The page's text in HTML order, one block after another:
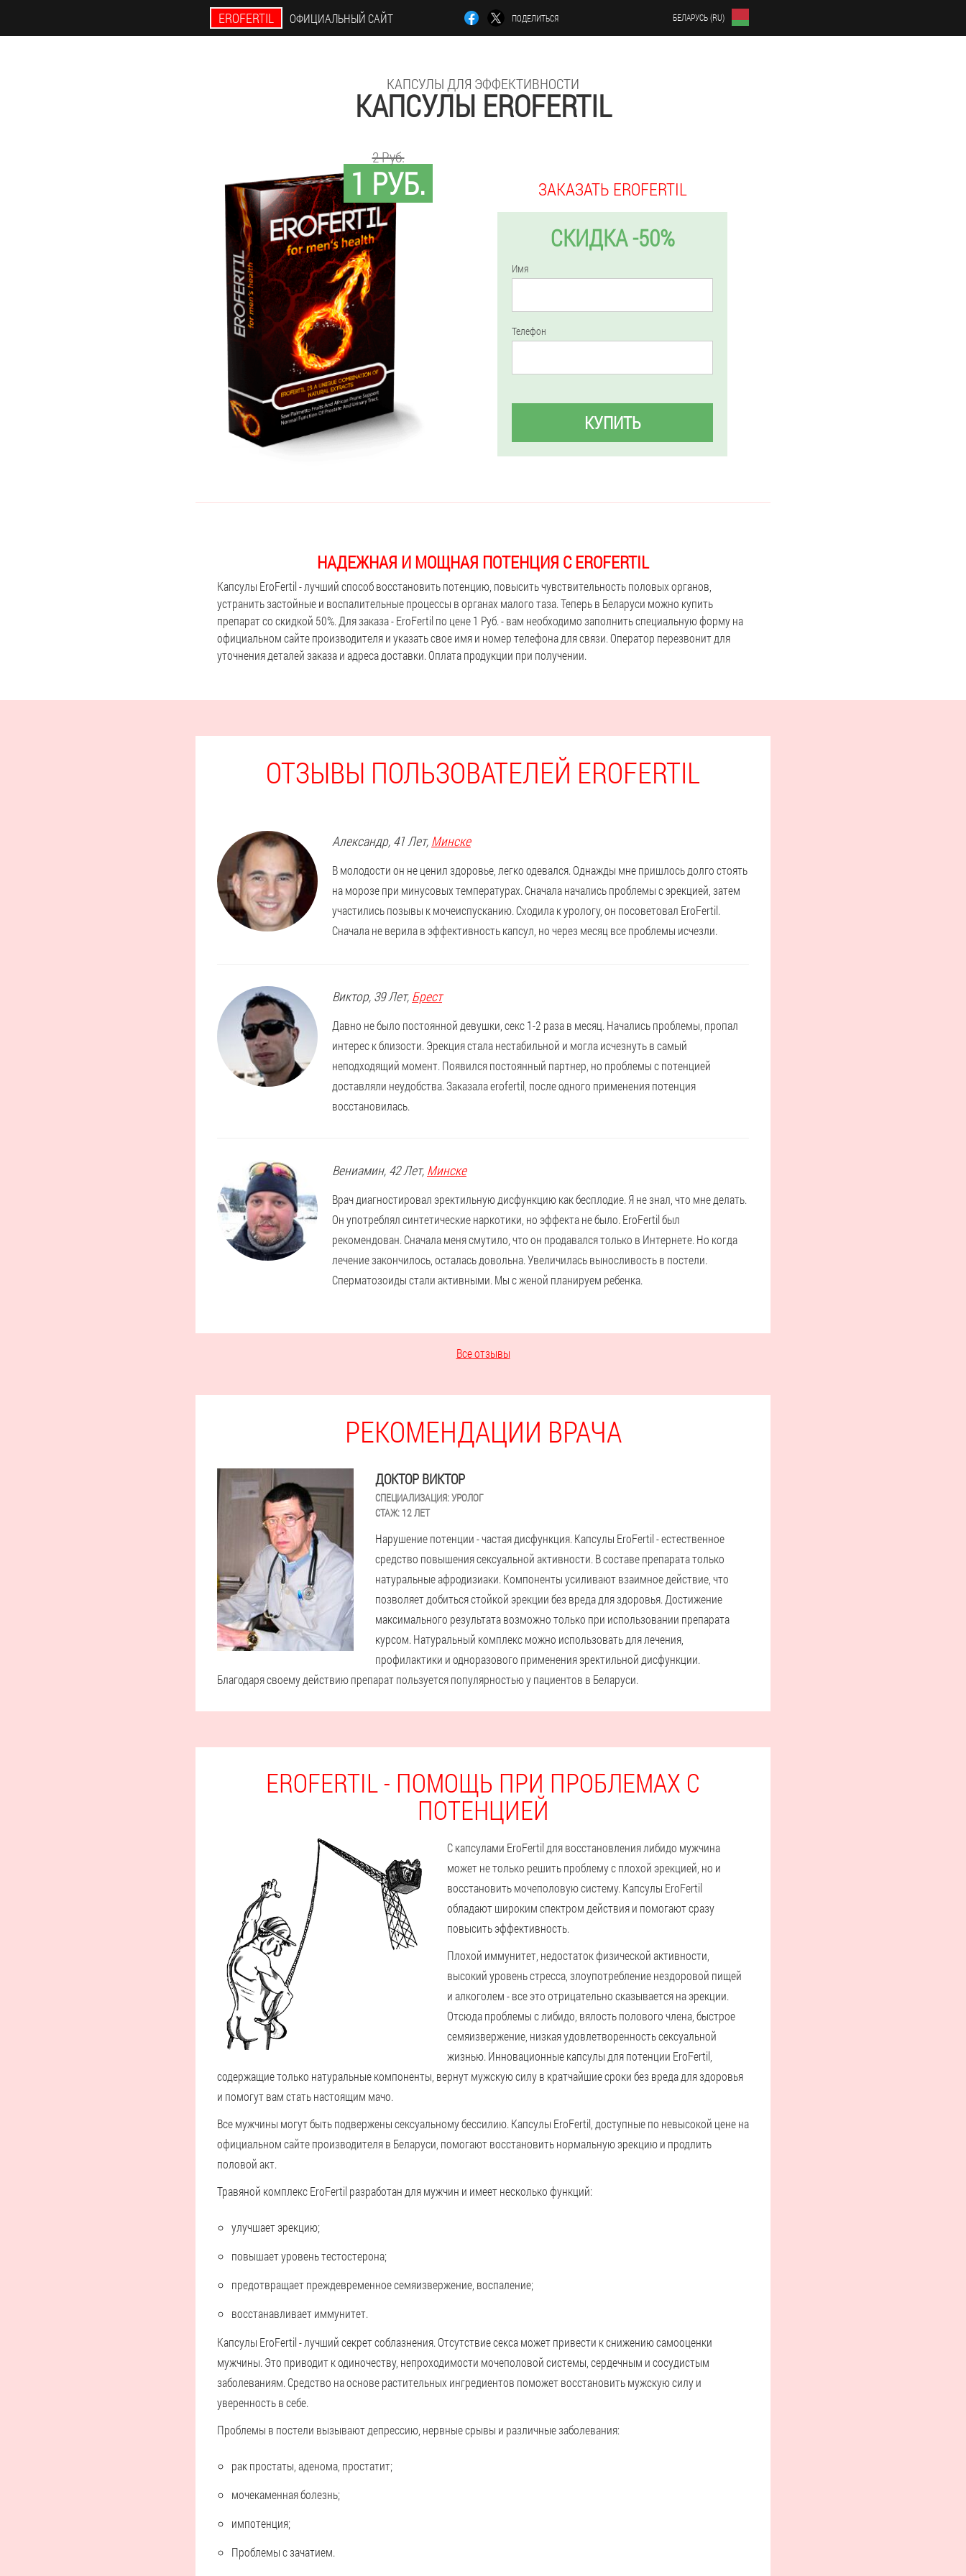
EROFERTIL ОФИЦИАЛЬНЫЙ САЙТ ПОДЕЛИТЬСЯ БЕЛАРУСЬ (RU)
КАПСУЛЫ ДЛЯ ЭФФЕКТИВНОСТИ
КАПСУЛЫ EROFERTIL
1 РУБ.
2 Руб.
ЗАКАЗАТЬ EROFERTIL
СКИДКА -50%
Имя
Телефон
КУПИТЬ
НАДЕЖНАЯ И МОЩНАЯ ПОТЕНЦИЯ С EROFERTIL
Капсулы EroFertil - лучший способ восстановить потенцию, повысить чувствительность половых органов,
устранить застойные и воспалительные процессы в органах малого таза. Теперь в Беларуси можно купить
препарат со скидкой 50%. Для заказа - EroFertil по цене 1 Руб. - вам необходимо заполнить специальную форму на
официальном сайте производителя и указать свое имя и номер телефона для связи. Оператор перезвонит для
уточнения деталей заказа и адреса доставки. Оплата продукции при получении.
ОТЗЫВЫ ПОЛЬЗОВАТЕЛЕЙ EROFERTIL
Александр, 41 Лет, Минске
В молодости он не ценил здоровье, легко одевался. Однажды мне пришлось долго стоять
на морозе при минусовых температурах. Сначала начались проблемы с эрекцией, затем
участились позывы к мочеиспусканию. Сходила к урологу, он посоветовал EroFertil.
Сначала не верила в эффективность капсул, но через месяц все проблемы исчезли.
Виктор, 39 Лет, Брест
Давно не было постоянной девушки, секс 1-2 раза в месяц. Начались проблемы, пропал
интерес к близости. Эрекция стала нестабильной и могла исчезнуть в самый
неподходящий момент. Появился постоянный партнер, но проблемы с потенцией
доставляли неудобства. Заказала erofertil, после одного применения потенция
восстановилась.
Вениамин, 42 Лет, Минске
Врач диагностировал эректильную дисфункцию как бесплодие. Я не знал, что мне делать.
Он употреблял синтетические наркотики, но эффекта не было. EroFertil был
рекомендован. Сначала меня смутило, что он продавался только в Интернете. Но когда
лечение закончилось, осталась довольна. Увеличилась выносливость в постели.
Сперматозоиды стали активными. Мы с женой планируем ребенка.
Все отзывы
РЕКОМЕНДАЦИИ ВРАЧА
ДОКТОР ВИКТОР
СПЕЦИАЛИЗАЦИЯ:УРОЛОГ
СТАЖ: 12 ЛЕТ
Нарушение потенции - частая дисфункция. Капсулы EroFertil - естественное
средство повышения сексуальной активности. В составе препарата только
натуральные афродизиаки. Компоненты усиливают взаимное действие, что
позволяет добиться стойкой эрекции без вреда для здоровья. Достижение
максимального результата возможно только при использовании препарата
курсом. Натуральный комплекс можно использовать для лечения,
профилактики и одноразового применения эректильной дисфункции.
Благодаря своему действию препарат пользуется популярностью у пациентов в Беларуси.
EROFERTIL - ПОМОЩЬ ПРИ ПРОБЛЕМАХ С
ПОТЕНЦИЕЙ
С капсулами EroFertil для восстановления либидо мужчина
может не только решить проблему с плохой эрекцией, но и
восстановить мочеполовую систему. Капсулы EroFertil
обладают широким спектром действия и помогают сразу
повысить эффективность.
Плохой иммунитет, недостаток физической активности,
высокий уровень стресса, злоупотребление нездоровой пищей
и алкоголем - все это отрицательно сказывается на эрекции.
Отсюда проблемы с либидо, вялость полового члена, быстрое
семяизвержение, низкая удовлетворенность сексуальной
жизнью. Инновационные капсулы для потенции EroFertil,
содержащие только натуральные компоненты, вернут мужскую силу в кратчайшие сроки без вреда для здоровья
и помогут вам стать настоящим мачо.
Все мужчины могут быть подвержены сексуальному бессилию. Капсулы EroFertil, доступные по невысокой цене на
официальном сайте производителя в Беларуси, помогают восстановить нормальную эрекцию и продлить
половой акт.
Травяной комплекс EroFertil разработан для мужчин и имеет несколько функций:
улучшает эрекцию;
повышает уровень тестостерона;
предотвращает преждевременное семяизвержение, воспаление;
восстанавливает иммунитет.
Капсулы EroFertil - лучший секрет соблазнения. Отсутствие секса может привести к снижению самооценки
мужчины. Это приводит к одиночеству, непроходимости мочеполовой системы, сердечным и сосудистым
заболеваниям. Средство на основе растительных ингредиентов поможет восстановить мужскую силу и
уверенность в себе.
Проблемы в постели вызывают депрессию, нервные срывы и различные заболевания:
рак простаты, аденома, простатит;
мочекаменная болезнь;
импотенция;
Проблемы с зачатием.